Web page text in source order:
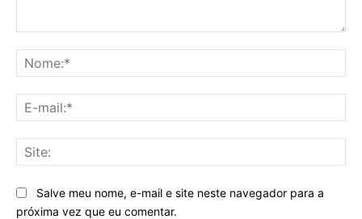
Salve meu nome, e-mail e site neste navegador para a
próxima vez que eu comentar.